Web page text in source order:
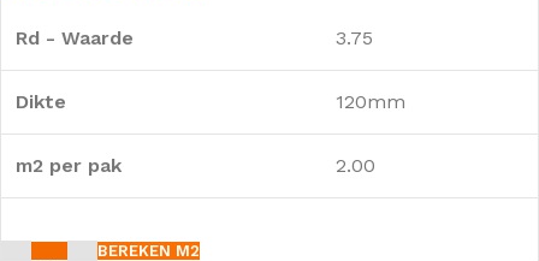
Rd - Waarde 3.75
Dikte 120mm
m2 per pak 2.00
BEREKEN M2